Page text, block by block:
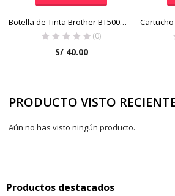
Botella de Tinta Brother BT5001C Color Cian
(0)
S/40.00
PRODUCTO VISTO
Aún no has visto ningún producto.
Productos destacados